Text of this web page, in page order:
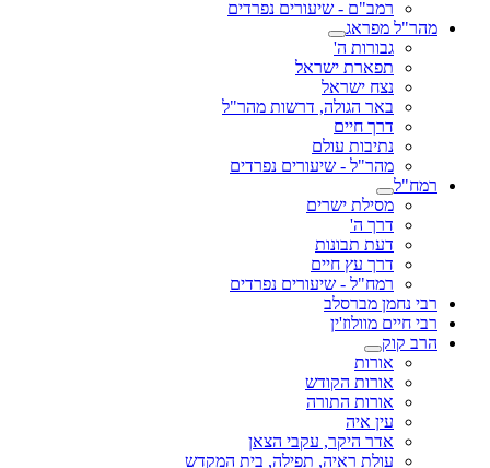
רמב"ם - שיעורים נפרדים
מהר"ל מפראג
גבורות ה'
תפארת ישראל
נצח ישראל
באר הגולה, דרשות מהר"ל
דרך חיים
נתיבות עולם
מהר"ל - שיעורים נפרדים
רמח"ל
מסילת ישרים
דרך ה'
דעת תבונות
דרך עץ חיים
רמח"ל - שיעורים נפרדים
רבי נחמן מברסלב
רבי חיים מוולוז'ין
הרב קוק
אורות
אורות הקודש
אורות התורה
עין איה
אדר היקר, עקבי הצאן
עולת ראיה, תפילה, בית המקדש